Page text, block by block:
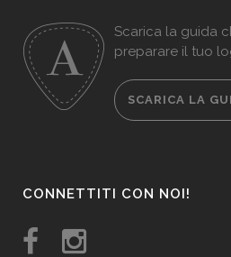
Scarica la guida
preparare il tuo
SCARICA LA
CONNETTITI CON NOI!